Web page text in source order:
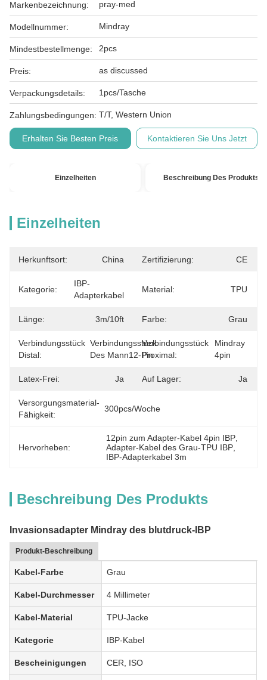
Markenbezeichnung: pray-med
Modellnummer: Mindray
Mindestbestellmenge: 2pcs
Preis: as discussed
Verpackungsdetails: 1pcs/Tasche
Zahlungsbedingungen: T/T, Western Union
Erhalten Sie Besten Preis Kontaktieren Sie Uns Jetzt
Einzelheiten Beschreibung Des Produkts
Einzelheiten
Herkunftsort: China Zertifizierung: CE
Kategorie:
IBP-
Adapterkabel
Material: TPU
Länge: 3m/10ft Farbe: Grau
Verbindungsstück
Distal:
Verbindungsstück
Des Mann12-Pin
Verbindungsstück
Proximal:
Mindray
4pin
Latex-Frei: Ja Auf Lager: Ja
Versorgungsmaterial-
Fähigkeit:
300pcs/Woche
Hervorheben:
12pin zum Adapter-Kabel 4pin IBP
Adapter-Kabel des Grau-TPU IBP
IBP-Adapterkabel 3m
Beschreibung Des Produkts
Invasionsadapter Mindray des blutdruck-IBP
Produkt-Beschreibung
Kabel-Farbe Grau
Kabel-Durchmesser 4 Millimeter
Kabel-Material TPU-Jacke
Kategorie IBP-Kabel
Bescheinigungen CER, ISO